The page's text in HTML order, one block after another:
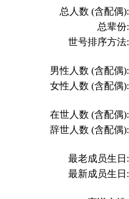
总人数 (含配偶):
总辈份:
世号排序方法:
男性人数 (含配偶):
女性人数 (含配偶):
在世人数 (含配偶):
辞世人数 (含配偶):
最老成员生日:
最新成员生日: